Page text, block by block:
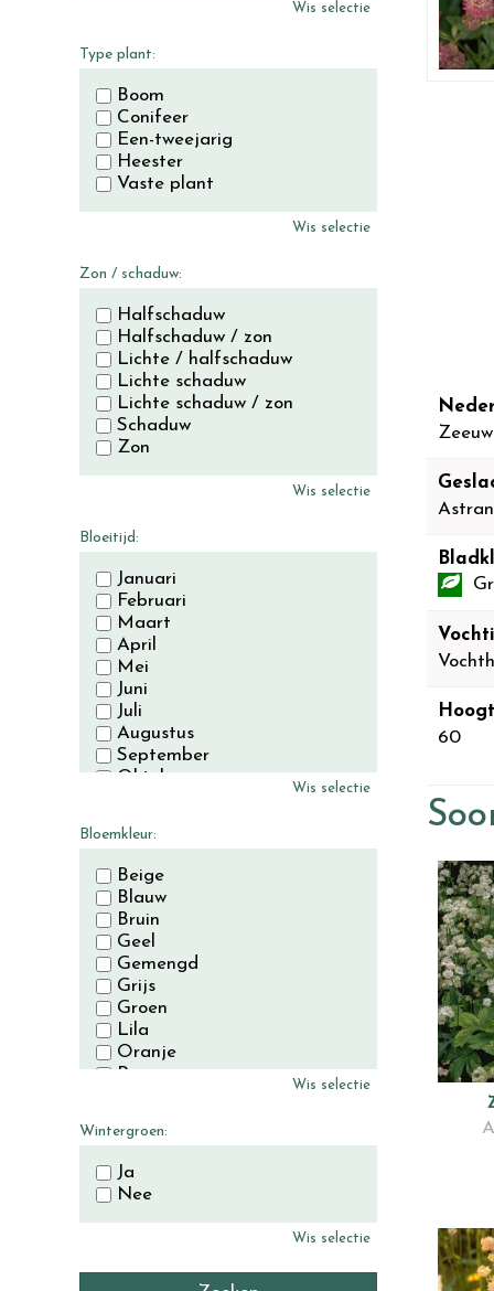
60
Wis selectie
Type plant:
Boom
Conifeer
Een-tweejarig
Heester
Vaste plant
Wis selectie
Zon / schaduw:
Halfschaduw
Halfschaduw / zon
Lichte / halfschaduw
Lichte schaduw
Lichte schaduw / zon
Schaduw
Zon
Wis selectie
Bloeitijd:
Januari
Februari
Maart
April
Mei
Juni
Juli
Augustus
September
Oktober
Wis selectie
Bloemkleur:
Beige
Blauw
Bruin
Geel
Gemengd
Grijs
Groen
Lila
Oranje
Paars
Wit
Zwart
Wis selectie
Wintergroen:
Ja
Nee
Wis selectie